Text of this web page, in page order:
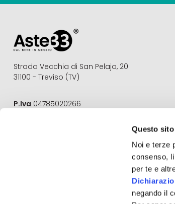
Questo
Noi e terze
consenso,
per te e
negando il
Strada Vecchia di San Pelajo, 20
31100 - Treviso (TV)
P.Iva 04785020266